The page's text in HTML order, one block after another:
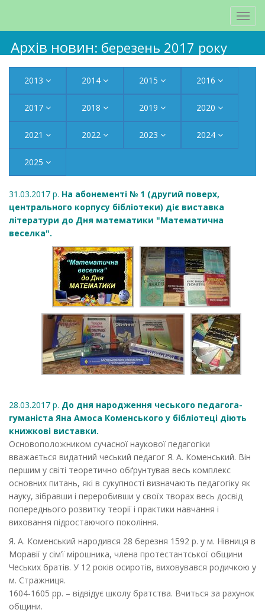
Архів новин: березень 2017 року
2013 2014 2015 2016
2017 2018 2019 2020
2021 2022 2023 2024
2025
31.03.2017 р. На абонементі № 1 (другий поверх,
центрального корпусу бібліотеки) діє виставка
літератури до Дня математики "Математична
веселка".
28.03.2017 р. До дня народження чеського педагога-
гуманіста Яна Амоса Коменського у бібліотеці діють
книжкові виставки.
Основоположником сучасної наукової педагогіки
вважається видатний чеський педагог Я. А. Коменський. Він
першим у світі теоретично обґрунтував весь комплекс
основних питань, які в сукупності визначають педагогіку як
науку, зібравши і переробивши у своїх творах весь досвід
попереднього розвитку теорії і практики навчання і
виховання підростаючого покоління.
Я. А. Коменський народився 28 березня 1592 р. у м. Нiвниця в
Моравії у сім’ї мірошника, члена протестантської общини
Чеських братів. У 12 років осиротів, виховувався родичкою у
м. Стражниця.
1604-1605 рр. – відвідує школу братства. Вчиться за рахунок
общини.